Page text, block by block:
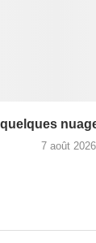
7 août 2026